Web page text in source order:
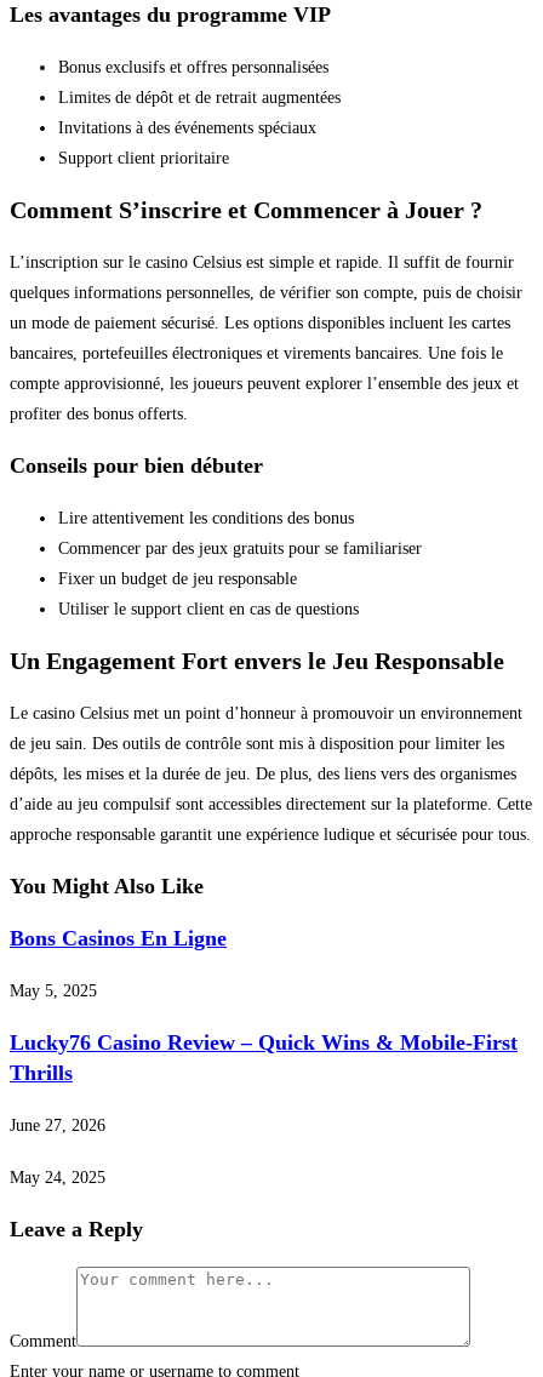
Les avantages du programme VIP
Bonus exclusifs et offres personnalisées
Limites de dépôt et de retrait augmentées
Invitations à des événements spéciaux
Support client prioritaire
Comment S’inscrire et Commencer à Jouer ?
L’inscription sur le casino Celsius est simple et rapide. Il suffit de fournir
quelques informations personnelles, de vérifier son compte, puis de choisir
un mode de paiement sécurisé. Les options disponibles incluent les cartes
bancaires, portefeuilles électroniques et virements bancaires. Une fois le
compte approvisionné, les joueurs peuvent explorer l’ensemble des jeux et
profiter des bonus offerts.
Conseils pour bien débuter
Lire attentivement les conditions des bonus
Commencer par des jeux gratuits pour se familiariser
Fixer un budget de jeu responsable
Utiliser le support client en cas de questions
Un Engagement Fort envers le Jeu Responsable
Le casino Celsius met un point d’honneur à promouvoir un environnement
de jeu sain. Des outils de contrôle sont mis à disposition pour limiter les
dépôts, les mises et la durée de jeu. De plus, des liens vers des organismes
d’aide au jeu compulsif sont accessibles directement sur la plateforme. Cette
approche responsable garantit une expérience ludique et sécurisée pour tous.
You Might Also Like
Bons Casinos En Ligne
May 5, 2025
Lucky76 Casino Review – Quick Wins & Mobile‑First
Thrills
June 27, 2026
May 24, 2025
Leave a Reply
Comment
Enter your name or username to comment